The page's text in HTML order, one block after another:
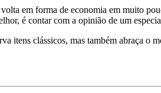
em forma de economia em muito
é contar com a opinião de um
itens clássicos, mas também abraça